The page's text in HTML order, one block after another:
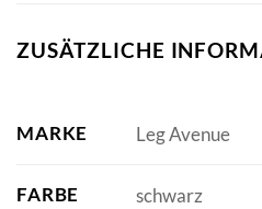
ZUSÄTZLICHE
MARKE Leg Avenue
FARBE schwarz